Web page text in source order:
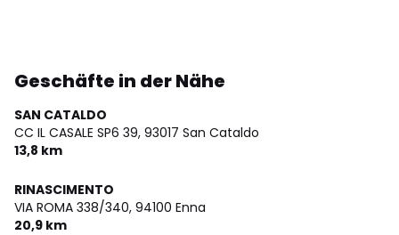
Geschäfte in der Nähe
SAN CATALDO
CC IL CASALE SP6 39, 93017 San Cataldo
13,8 km
RINASCIMENTO
VIA ROMA 338/340, 94100 Enna
20,9 km